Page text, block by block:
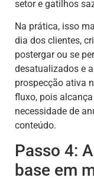
setor e gatilhos
Na prática, isso
dia dos clientes,
postergar ou se
desatualizados e
prospecção ativa
fluxo, pois
necessidade de
conteúdo.
Passo 4:
base em